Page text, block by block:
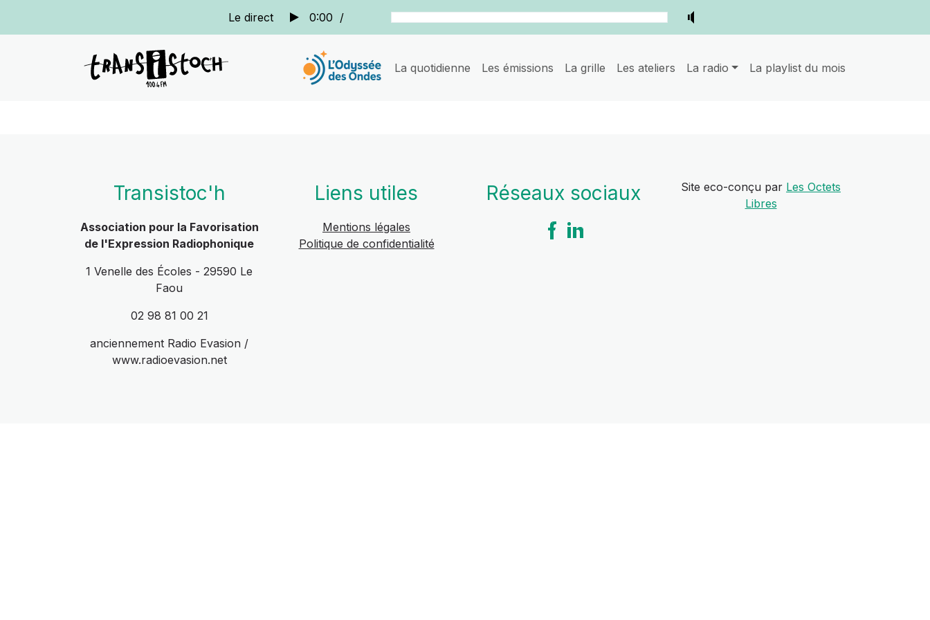
Le direct 0:00 /
La quotidienne Les émissions La grille Les ateliers La radio La playlist du mois
Transistoc'h
Association pour la Favorisation
de l'Expression Radiophonique
1 Venelle des Écoles - 29590 Le
Faou
02 98 81 00 21
anciennement Radio Evasion /
www.radioevasion.net
Liens utiles
Mentions légales
Politique de confidentialité
Réseaux sociaux Site eco-conçu par Les Octets
Libres